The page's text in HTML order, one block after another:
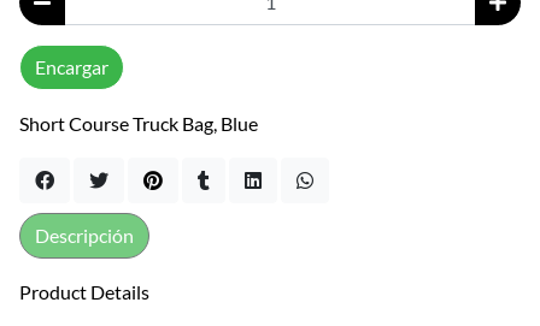
Encargar
Short Course Truck Bag, Blue
Product Details
Descripción